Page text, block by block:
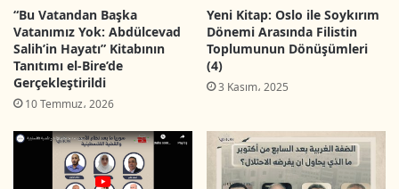
Filistin’in yapı ve kurumlarındaki
dönüşümler:Filistin Yönetimi ve Filistin
Kurtuluş Örgütü’ne (FKÖ) odaklanarak.
Direniş araçlarındaki dönüşümler:
direnişiyle onu destekleyen sosyal taban
arasındaki ilişkilerdeki dönüşümler.
“Bu Vatandan Başka
Vatanımız Yok: Abdülcevad
Salih’in Hayatı” Kitabının
Tanıtımı el-Bire’de
Gerçekleştirildi
10 Temmuz، 2026
Yeni Kitap: Oslo ile Soykırım
Dönemi Arasında Filistin
Toplumunun Dönüşümleri
(4)
3 Kasım، 2025